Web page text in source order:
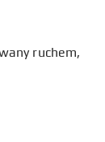
ruchem,